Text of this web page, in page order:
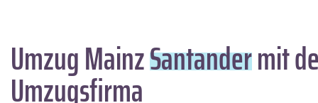
Umzug MainzSantandermit
Umzugsfirma